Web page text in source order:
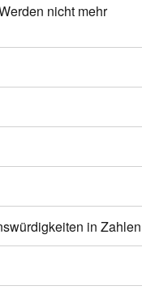
nicht mehr
in Zahlen